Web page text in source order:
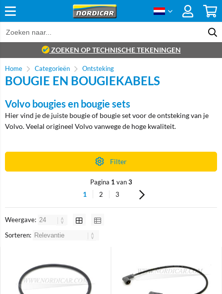
ZOEKEN OP TECHNISCHE TEKENINGEN
Home Categorieën Ontsteking
BOUGIE EN BOUGIEKABELS
Volvo bougies en bougie sets
Hier vind je de juiste bougie of bougie set voor de ontsteking van je
Volvo. Veelal origineel Volvo vanwege de hoge kwaliteit.
Filter
Pagina 1 van3
1 2 3
Weergave:
Sorteren: